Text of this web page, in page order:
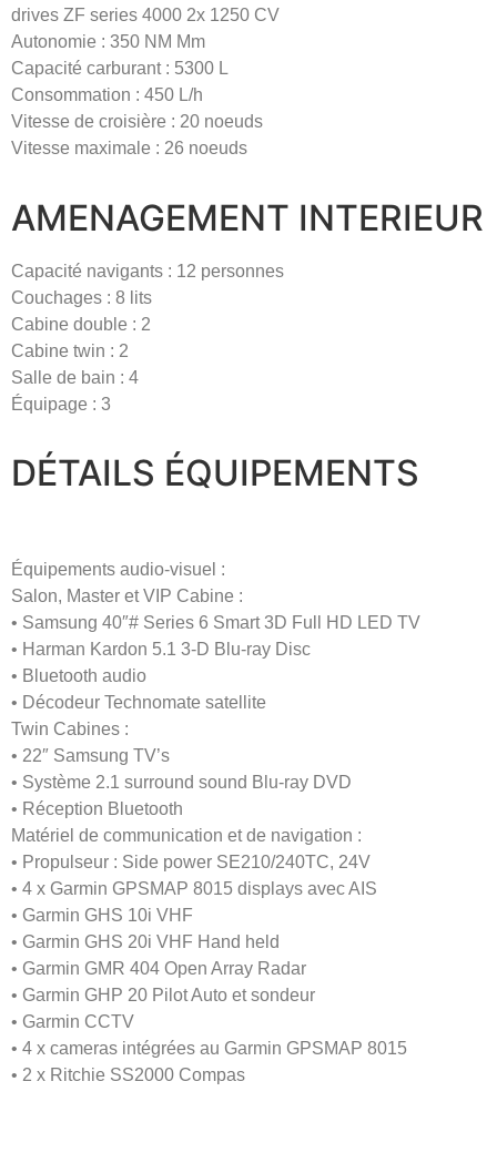
drives ZF series 4000 2x 1250 CV
Autonomie : 350 NM Mm
Capacité carburant : 5300 L
Consommation : 450 L/h
Vitesse de croisière : 20 noeuds
Vitesse maximale : 26 noeuds
AMENAGEMENT INTERIEUR
Capacité navigants : 12 personnes
Couchages : 8 lits
Cabine double : 2
Cabine twin : 2
Salle de bain : 4
Équipage : 3
DÉTAILS ÉQUIPEMENTS
Équipements audio-visuel :
Salon, Master et VIP Cabine :
• Samsung 40″# Series 6 Smart 3D Full HD LED TV
• Harman Kardon 5.1 3-D Blu-ray Disc
• Bluetooth audio
• Décodeur Technomate satellite
Twin Cabines :
• 22″ Samsung TV’s
• Système 2.1 surround sound Blu-ray DVD
• Réception Bluetooth
Matériel de communication et de navigation :
• Propulseur : Side power SE210/240TC, 24V
• 4 x Garmin GPSMAP 8015 displays avec AIS
• Garmin GHS 10i VHF
• Garmin GHS 20i VHF Hand held
• Garmin GMR 404 Open Array Radar
• Garmin GHP 20 Pilot Auto et sondeur
• Garmin CCTV
• 4 x cameras intégrées au Garmin GPSMAP 8015
• 2 x Ritchie SS2000 Compas